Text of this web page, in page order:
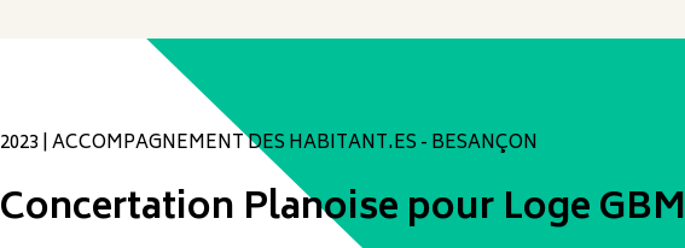
2023 | ACCOMPAGNEMENT DES HABITANT.ES - BESANÇON
Concertation Planoise pour Loge GBM